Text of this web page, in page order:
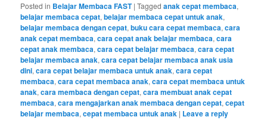
Posted in Belajar Membaca FAST |Tagged anak cepat membaca,
belajar membaca cepat,belajar membaca cepat untuk anak,
belajar membaca dengan cepat,buku cara cepat membaca,cara
anak cepat membaca,cara cepat anak belajar membaca,cara
cepat anak membaca,cara cepat belajar membaca,cara cepat
belajar membaca anak,cara cepat belajar membaca anak usia
dini,cara cepat belajar membaca untuk anak,cara cepat
membaca,cara cepat membaca anak,cara cepat membaca untuk
anak,cara membaca dengan cepat,cara membuat anak cepat
membaca,cara mengajarkan anak membaca dengan cepat,cepat
belajar membaca,cepat membaca untuk anak | Leave a reply